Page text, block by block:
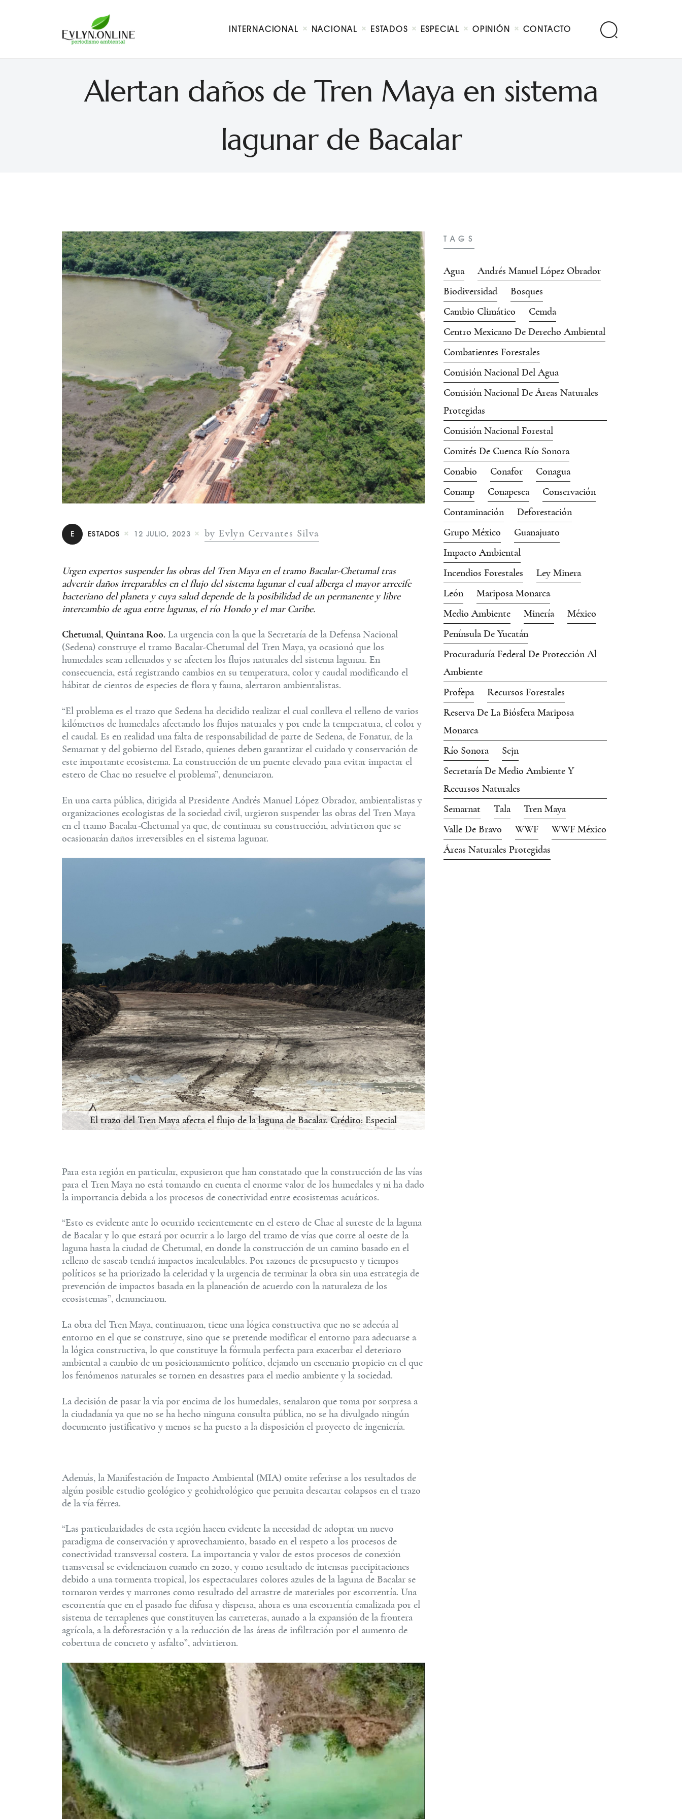
INTERNACIONAL NACIONAL ESTADOS ESPECIAL OPINIÓN CONTACTO
Alertan daños de Tren Maya en sistema
lagunar de Bacalar
Evlyn Online
Periodismo para autogobernarse
Nacional
Especial
Contacto
E ESTADOS 12 JULIO, 2023 by Evlyn Cervantes Silva
Urgen expertos suspender las obras del Tren Maya en el tramo Bacalar-Chetumal tras
advertir daños irreparables en el flujo del sistema lagunar el cual alberga el mayor arrecife
bacteriano del planeta y cuya salud depende de la posibilidad de un permanente y libre
intercambio de agua entre lagunas, el río Hondo y el mar Caribe.
Chetumal, Quintana Roo. La urgencia con la que la Secretaría de la Defensa Nacional
(Sedena) construye el tramo Bacalar-Chetumal del Tren Maya, ya ocasionó que los
humedales sean rellenados y se afecten los flujos naturales del sistema lagunar. En
consecuencia, está registrando cambios en su temperatura, color y caudal modificando el
hábitat de cientos de especies de flora y fauna, alertaron ambientalistas.
“El problema es el trazo que Sedena ha decidido realizar el cual conlleva el relleno de varios
kilómetros de humedales afectando los flujos naturales y por ende la temperatura, el color y
el caudal. Es en realidad una falta de responsabilidad de parte de Sedena, de Fonatur, de la
Semarnat y del gobierno del Estado, quienes deben garantizar el cuidado y conservación de
este importante ecosistema. La construcción de un puente elevado para evitar impactar el
estero de Chac no resuelve el problema”, denunciaron.
En una carta pública, dirigida al Presidente Andrés Manuel López Obrador, ambientalistas y
organizaciones ecologistas de la sociedad civil, urgieron suspender las obras del Tren Maya
en el tramo Bacalar-Chetumal ya que, de continuar su construcción, advirtieron que se
ocasionarán daños irreversibles en el sistema lagunar.
El trazo del Tren Maya afecta el flujo de la laguna de Bacalar. Crédito: Especial
Para esta región en particular, expusieron que han constatado que la construcción de las vías
para el Tren Maya no está tomando en cuenta el enorme valor de los humedales y ni ha dado
la importancia debida a los procesos de conectividad entre ecosistemas acuáticos.
“Esto es evidente ante lo ocurrido recientemente en el estero de Chac al sureste de la laguna
de Bacalar y lo que estará por ocurrir a lo largo del tramo de vías que corre al oeste de la
laguna hasta la ciudad de Chetumal, en donde la construcción de un camino basado en el
relleno de sascab tendrá impactos incalculables. Por razones de presupuesto y tiempos
políticos se ha priorizado la celeridad y la urgencia de terminar la obra sin una estrategia de
prevención de impactos basada en la planeación de acuerdo con la naturaleza de los
ecosistemas”, denunciaron.
La obra del Tren Maya, continuaron, tiene una lógica constructiva que no se adecúa al
entorno en el que se construye, sino que se pretende modificar el entorno para adecuarse a
la lógica constructiva, lo que constituye la fórmula perfecta para exacerbar el deterioro
ambiental a cambio de un posicionamiento político, dejando un escenario propicio en el que
los fenómenos naturales se tornen en desastres para el medio ambiente y la sociedad.
La decisión de pasar la vía por encima de los humedales, señalaron que toma por sorpresa a
la ciudadanía ya que no se ha hecho ninguna consulta pública, no se ha divulgado ningún
documento justificativo y menos se ha puesto a la disposición el proyecto de ingeniería.
Además, la Manifestación de Impacto Ambiental (MIA) omite referirse a los resultados de
algún posible estudio geológico y geohidrológico que permita descartar colapsos en el trazo
de la vía férrea.
“Las particularidades de esta región hacen evidente la necesidad de adoptar un nuevo
paradigma de conservación y aprovechamiento, basado en el respeto a los procesos de
conectividad transversal costera. La importancia y valor de estos procesos de conexión
transversal se evidenciaron cuando en 2020, y como resultado de intensas precipitaciones
debido a una tormenta tropical, los espectaculares colores azules de la laguna de Bacalar se
tornaron verdes y marrones como resultado del arrastre de materiales por escorrentía. Una
escorrentía que en el pasado fue difusa y dispersa, ahora es una escorrentía canalizada por el
sistema de terraplenes que constituyen las carreteras, aunado a la expansión de la frontera
agrícola, a la deforestación y a la reducción de las áreas de infiltración por el aumento de
cobertura de concreto y asfalto”, advirtieron.
TAGS
Agua
Andrés Manuel López Obrador
Biodiversidad
Bosques
Cambio Climático
Cemda
Centro Mexicano De Derecho Ambiental
Combatientes Forestales
Comisión Nacional Del Agua
Comisión Nacional De Áreas Naturales
Protegidas
Comisión Nacional Forestal
Comités De Cuenca Río Sonora
Conabio
Conafor
Conagua
Conanp
Conapesca
Conservación
Contaminación
Deforestación
Grupo México
Guanajuato
Impacto Ambiental
Incendios Forestales
Ley Minera
León
Mariposa Monarca
Medio Ambiente
Minería
México
Península De Yucatán
Procuraduría Federal De Protección Al
Ambiente
Profepa
Recursos Forestales
Reserva De La Biósfera Mariposa
Monarca
Río Sonora
Scjn
Secretaría De Medio Ambiente Y
Recursos Naturales
Semarnat
Tala
Tren Maya
Valle De Bravo
WWF
WWF México
Áreas Naturales Protegidas